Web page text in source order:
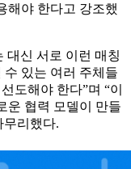
해야 한다고 강조했
대신 서로 이런 매칭
있는 여러 주체들
도해야 한다”며 “이
운 협력 모델이 만들
무리했다.